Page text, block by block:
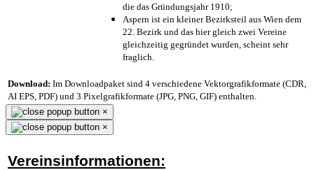
die das Gründungsjahr 1910;
Aspern ist ein kleiner Bezirksteil aus Wien dem
22. Bezirk und das hier gleich zwei Vereine
gleichzeitig gegründet wurden, scheint sehr
fraglich.
Download: Im Downloadpaket sind 4 verschiedene Vektorgrafikformate (CDR,
AI EPS, PDF) und 3 Pixelgrafikformate (JPG, PNG, GIF) enthalten.
×
×
Vereinsinformationen: